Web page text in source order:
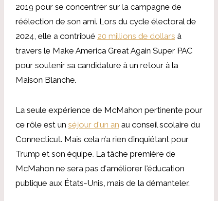
2019 pour se concentrer sur la campagne de
réélection de son ami. Lors du cycle électoral de
2024, elle a contribué 20 millions de dollars à
travers le Make America Great Again Super PAC
pour soutenir sa candidature à un retour à la
Maison Blanche.
La seule expérience de McMahon pertinente pour
ce rôle est un séjour d'un an au conseil scolaire du
Connecticut. Mais cela n’a rien d’inquiétant pour
Trump et son équipe. La tâche première de
McMahon ne sera pas d'améliorer l'éducation
publique aux États-Unis, mais de la démanteler.